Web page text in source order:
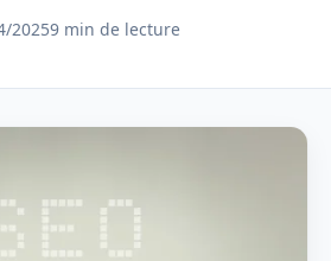
20259 min de lecture